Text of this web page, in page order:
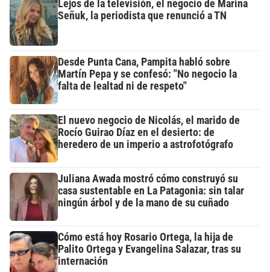
Lejos de la televisión, el negocio de Marina
Señuk, la periodista que renunció a TN
Desde Punta Cana, Pampita habló sobre
Martín Pepa y se confesó: "No negocio la
falta de lealtad ni de respeto"
El nuevo negocio de Nicolás, el marido de
Rocío Guirao Díaz en el desierto: de
heredero de un imperio a astrofotógrafo
Juliana Awada mostró cómo construyó su
casa sustentable en La Patagonia: sin talar
ningún árbol y de la mano de su cuñado
Cómo está hoy Rosario Ortega, la hija de
Palito Ortega y Evangelina Salazar, tras su
internación